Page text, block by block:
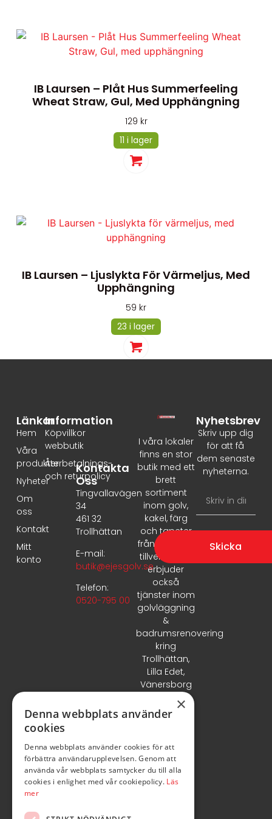
IB Laursen – Plåt Hus Summerfeeling
Wheat Straw, Gul, Med Upphängning
129 kr
11 i lager
IB Laursen – Ljuslykta För Värmeljus, Med
Upphängning
59 kr
23 i lager
I våra lokaler
finns en stor
butik med ett
brett
sortiment
inom golv,
kakel, färg
och tapeter
från ledande
tillverkare. Vi
erbjuder
också
tjänster inom
golvläggning
&
badrumsrenovering
kring
Trollhättan,
Lilla Edet,
Vänersborg
& Uddevalla.
Information
Köpvillkor
webbutik
Återbetalnings-
och returpolicy
Länkar
Hem
Våra
produkter
Nyheter
Om
oss
Kontakt
Mitt
konto
Kontakta
Oss
Tingvallavägen
34
461 32
Trollhättan
E-mail:
butik@ejesgolv.se
Telefon:
0520-795 00
Nyhetsbrev
Skriv upp dig
för att få
dem senaste
nyheterna.
Skicka
×
Denna webbplats använder
cookies
Denna webbplats använder cookies för att
förbättra användarupplevelsen. Genom att
använda vår webbplats samtycker du till alla
cookies i enlighet med vår cookiepolicy. Läs
mer